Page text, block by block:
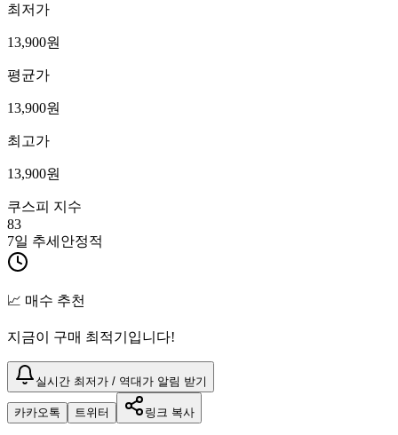
최저가
13,900원
평균가
13,900원
최고가
13,900원
쿠스피 지수
83
7일 추세 안정적
📈 매수 추천
지금이 구매 최적기입니다!
실시간 최저가 / 역대가 알림 받기
카카오톡 트위터 링크 복사